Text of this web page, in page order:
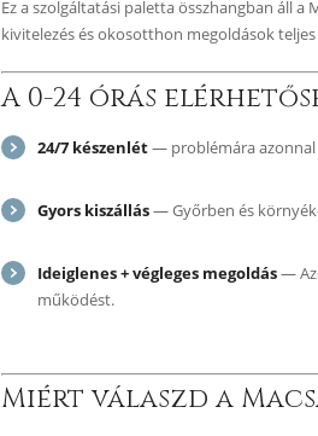
Ez a szolgáltatási paletta összhangban áll
kivitelezés és okosotthon megoldások
A 0-24 órás
24/7 készenlét— problémára azonnal
Gyors kiszállás— Győrben és
Ideiglenes + végleges megoldás—
működést.
Miért válaszd a